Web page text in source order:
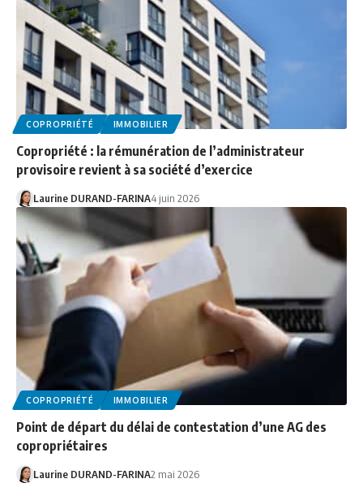
COPROPRIÉTÉ IMMOBILIER
Copropriété : la rémunération de l’administrateur
provisoire revient à sa société d’exercice
Laurine DURAND-FARINA4 juin 2026
COPROPRIÉTÉ IMMOBILIER
Point de départ du délai de contestation d’une AG des
copropriétaires
Laurine DURAND-FARINA2 mai 2026